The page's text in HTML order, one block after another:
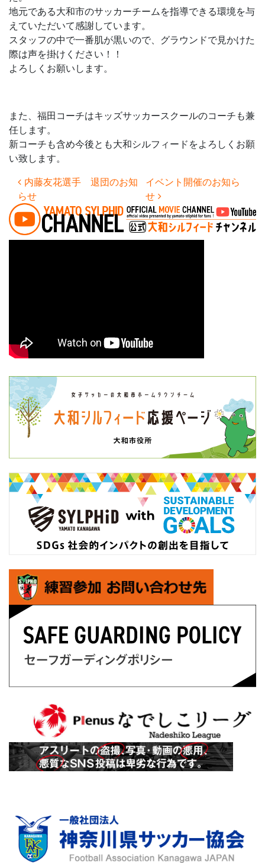
地元である大和市のサッカーチームを指導できる環境を与
えていただいて感謝しています。
スタッフの中で一番肌が黒いので、グラウンドで見かけた
際は声を掛けください！！
よろしくお願いします。
また、福田コーチはキッズサッカースクールのコーチも兼
任します。
新コーチも含め今後とも大和シルフィードをよろしくお願
い致します。
投稿ナビゲーション
内藤友花選手 退団のお知
らせ
イベント開催のお知ら
せ